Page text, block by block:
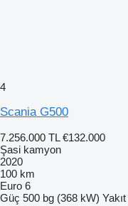
4
Scania G500
7.256.000 TL €132.000
Şasi kamyon
2020
100 km
Euro 6
Güç 500 bg (368 kW) Yakıt